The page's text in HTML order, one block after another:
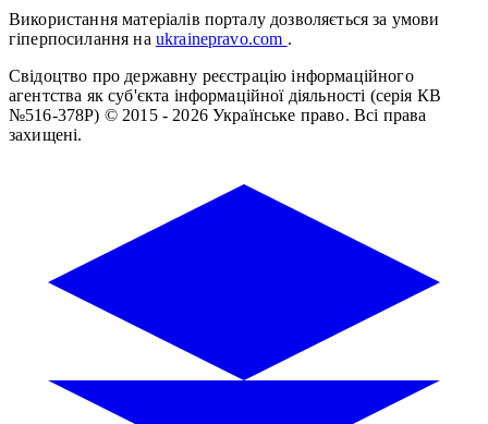
Використання матеріалів порталу дозволяється за умови
гіперпосилання на ukrainepravo.com .
Свідоцтво про державну реєстрацію інформаційного
агентства як суб'єкта інформаційної діяльності (серія КВ
№516-378Р) © 2015 - 2026 Українське право. Всі права
захищені.